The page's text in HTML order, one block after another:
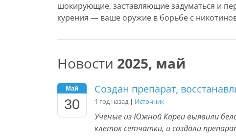
шокирующие, заставляющие задуматься и
курения — ваше оружие в борьбе с
Новости 2025, май
Май
30
Создан препарат,
1 год назад | Источник
Ученые из Южной Кореи выявили
клеток сетчатки, и создали